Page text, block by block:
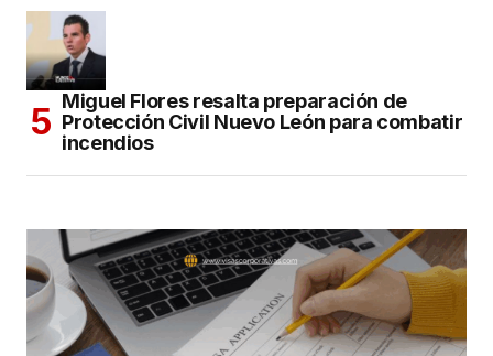
Miguel Flores resalta preparación de
Protección Civil Nuevo León para combatir
incendios